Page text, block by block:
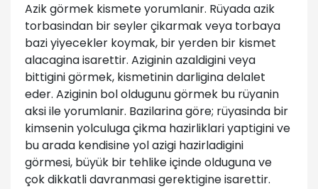
Azik görmek kismete yorumlanir. Rüyada azik
torbasindan bir seyler çikarmak veya torbaya
bazi yiyecekler koymak, bir yerden bir kismet
alacagina isarettir. Aziginin azaldigini veya
bittigini görmek, kismetinin darligina delalet
eder. Aziginin bol oldugunu görmek bu rüyanin
aksi ile yorumlanir. Bazilarina göre; rüyasinda bir
kimsenin yolculuga çikma hazirliklari yaptigini ve
bu arada kendisine yol azigi hazirladigini
görmesi, büyük bir tehlike içinde olduguna ve
çok dikkatli davranmasi gerektigine isarettir.